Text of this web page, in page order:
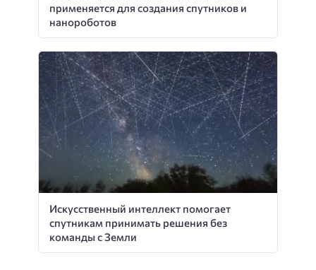
применяется для создания спутников и
нанороботов
Искусственный интеллект помогает
спутникам принимать решения без
команды с Земли